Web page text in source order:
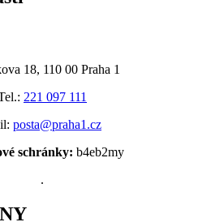
18, 110 00 Praha 1
221 097 111
posta@praha1.cz
schránky: b4eb2my
.